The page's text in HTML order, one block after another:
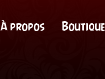
À propos Boutique